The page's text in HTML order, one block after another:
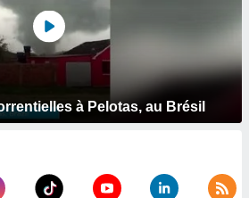
à Pelotas, au Brésil